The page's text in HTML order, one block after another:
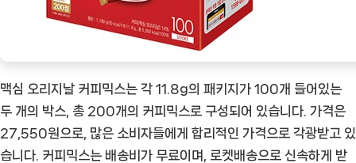
맥심 오리지날 커피믹스는 각 11.8g의 패키지가 100개 들어있는
두 개의 박스, 총 200개의 커피믹스로 구성되어 있습니다. 가격은
27,550원으로, 많은 소비자들에게 합리적인 가격으로 각광받고 있
습니다. 커피믹스는 배송비가 무료이며, 로켓배송으로 신속하게 받